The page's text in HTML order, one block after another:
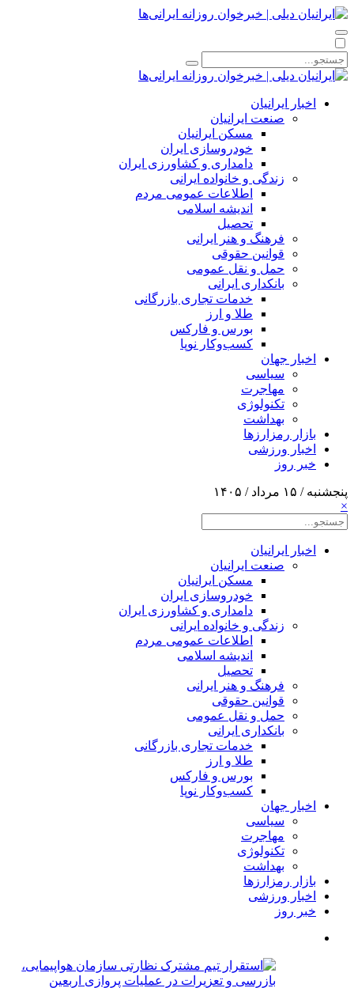
اخبار ایرانیان
صنعت ایرانیان
مسکن ایرانیان
خودروسازی ایران
دامداری و کشاورزی ایران
زندگی و خانواده ایرانی
اطلاعات عمومی مردم
اندیشه اسلامی
تحصیل
فرهنگ و هنر ایرانی
قوانین حقوقی
حمل و نقل عمومی
بانکداری ایرانی
خدمات تجاری بازرگانی
طلا و ارز
بورس و فارکس
کسب‌وکار نوپا
اخبار جهان
سیاسی
مهاجرت
تکنولوژی
بهداشت
بازار رمزارزها
اخبار ورزشی
خبر روز
پنجشنبه / ۱۵ مرداد / ۱۴۰۵
×
اخبار ایرانیان
صنعت ایرانیان
مسکن ایرانیان
خودروسازی ایران
دامداری و کشاورزی ایران
زندگی و خانواده ایرانی
اطلاعات عمومی مردم
اندیشه اسلامی
تحصیل
فرهنگ و هنر ایرانی
قوانین حقوقی
حمل و نقل عمومی
بانکداری ایرانی
خدمات تجاری بازرگانی
طلا و ارز
بورس و فارکس
کسب‌وکار نوپا
اخبار جهان
سیاسی
مهاجرت
تکنولوژی
بهداشت
بازار رمزارزها
اخبار ورزشی
خبر روز